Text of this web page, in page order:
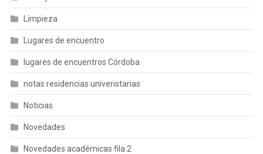
Limpieza
Lugares de encuentro
lugares de encuentros Córdoba
notas residencias univeristarias
Noticias
Novedades
Novedades académicas fila 2